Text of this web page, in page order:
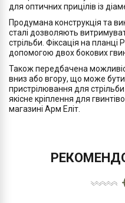
для оптичних прицілів із
Продумана конструкція та
сталі дозволяють
стрільби. Фіксація на планці
допомогою двох бокових
Також передбачена
вниз або вгору, що може
пристрілювання для
якісне кріплення для
магазині Арм Еліт.